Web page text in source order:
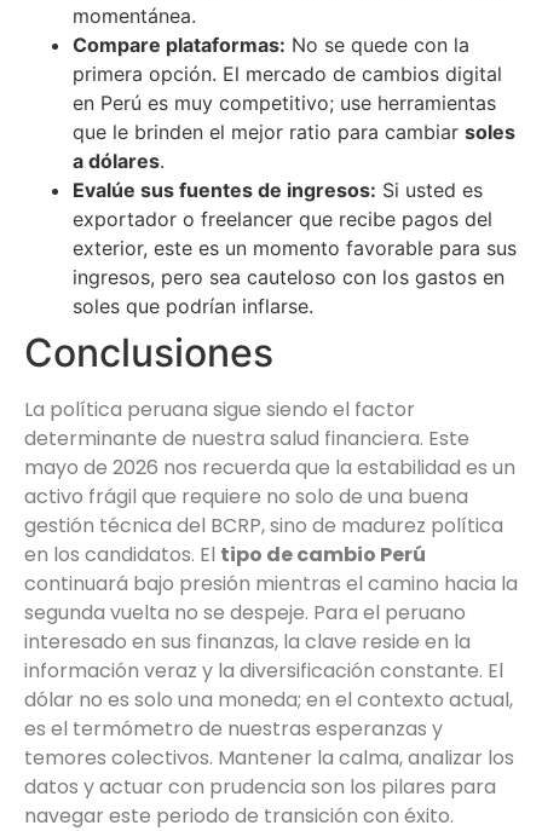
momentánea.
Compare plataformas: No se quede con la
primera opción. El mercado de cambios digital
en Perú es muy competitivo; use herramientas
que le brinden el mejor ratio para cambiar soles
a dólares.
Evalúe sus fuentes de ingresos: Si usted es
exportador o freelancer que recibe pagos del
exterior, este es un momento favorable para sus
ingresos, pero sea cauteloso con los gastos en
soles que podrían inflarse.
Conclusiones
La política peruana sigue siendo el factor
determinante de nuestra salud financiera. Este
mayo de 2026 nos recuerda que la estabilidad es un
activo frágil que requiere no solo de una buena
gestión técnica del BCRP, sino de madurez política
en los candidatos. El tipo de cambio Perú
continuará bajo presión mientras el camino hacia la
segunda vuelta no se despeje. Para el peruano
interesado en sus finanzas, la clave reside en la
información veraz y la diversificación constante. El
dólar no es solo una moneda; en el contexto actual,
es el termómetro de nuestras esperanzas y
temores colectivos. Mantener la calma, analizar los
datos y actuar con prudencia son los pilares para
navegar este periodo de transición con éxito.